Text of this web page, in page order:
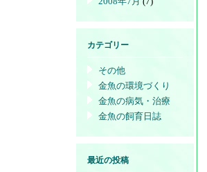
カテゴリー
その他
金魚の環境づくり
金魚の病気・治療
金魚の飼育日誌
最近の投稿